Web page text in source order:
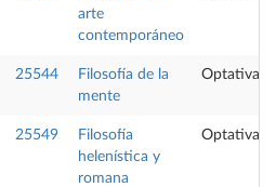
arte
contemporáneo
25544
Filosofía de la
mente
Optativa
25549
Filosofía
helenística y
romana
Optativa